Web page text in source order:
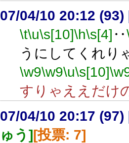
07/04/10 20:12 (93)
\t\u\s[10]\h\s[4] ‥
うにしてくれり
\w9\w9\u\s[10]
すりゃええだけ
07/04/10 20:17 (97)
ゅう][投票: 7]